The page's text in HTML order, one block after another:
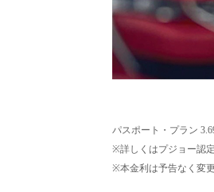
パスポート・プラン
※詳しくはプジョー認
※本金利は予告なく変